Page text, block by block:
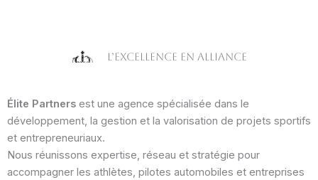
L’excellence en alliance
Élite Partners est une agence spécialisée dans le
développement, la gestion et la valorisation de projets sportifs
et entrepreneuriaux.
Nous réunissons expertise, réseau et stratégie pour
accompagner les athlètes, pilotes automobiles et entreprises